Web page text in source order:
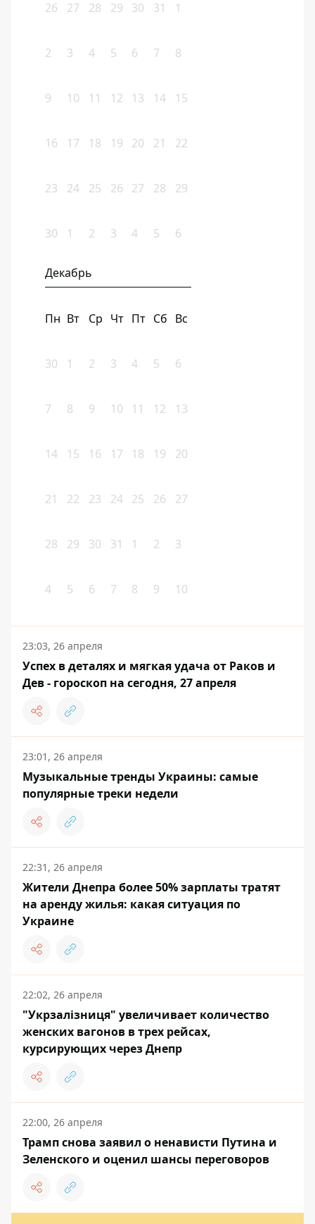
26 27 28 29 30 31 1
2 3 4 5 6 7 8
9 10 11 12 13 14 15
16 17 18 19 20 21 22
23 24 25 26 27 28 29
30 1 2 3 4 5 6
Декабрь
Пн Вт Ср Чт Пт Сб Вс
30 1 2 3 4 5 6
7 8 9 10 11 12 13
14 15 16 17 18 19 20
21 22 23 24 25 26 27
28 29 30 31 1 2 3
4 5 6 7 8 9 10
23:03, 26 апреля
Успех в деталях и мягкая удача от Раков и
Дев - гороскоп на сегодня, 27 апреля
23:01, 26 апреля
Музыкальные тренды Украины: самые
популярные треки недели
22:31, 26 апреля
Жители Днепра более 50% зарплаты тратят
на аренду жилья: какая ситуация по
Украине
22:02, 26 апреля
"Укрзалізниця" увеличивает количество
женских вагонов в трех рейсах,
курсирующих через Днепр
22:00, 26 апреля
Трамп снова заявил о ненависти Путина и
Зеленского и оценил шансы переговоров